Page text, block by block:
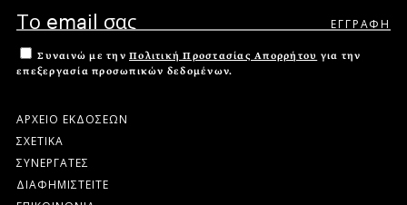
Συναινώ με την Πολιτική Προστασίας Απορρήτου για την
επεξεργασία προσωπικών δεδομένων.
ΑΡΧΕΙΟ ΕΚΔΟΣΕΩΝ
ΣΧΕΤΙΚΑ
ΣΥΝΕΡΓΑΤΕΣ
ΔΙΑΦΗΜΙΣΤΕΙΤΕ